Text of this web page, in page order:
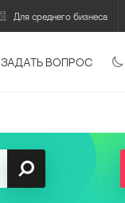
Для среднего бизнеса
ЗАДАТЬ ВОПРОС